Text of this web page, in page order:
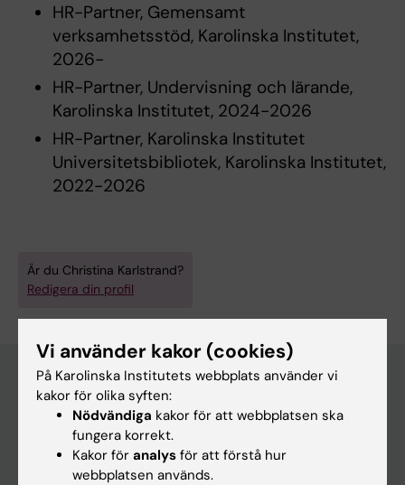
HR-Partner, Gemensamt
verksamhetsstöd, Karolinska Institutet,
2026-
HR-Partner, Undervisning och lärande,
Karolinska Institutet, 2024-2026
HR-Partner, Karolinska Institutet
Universitetsbibliotek, Karolinska Institutet,
2022-2026
Är du Christina Karlstrand?
Redigera din profil
Huvudmeny
Utbildning
Forskarutbildning
Vi använder kakor (cookies)
På Karolinska Institutets webbplats använder vi
kakor för olika syften:
Nödvändiga kakor för att webbplatsen ska
fungera korrekt.
Kakor för analys för att förstå hur
webbplatsen används.